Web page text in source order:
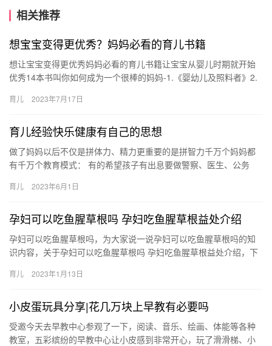
相关推荐
想宝宝变得更优秀？妈妈必看的育儿书籍
想让宝宝变得更优秀妈妈必看的育儿书籍让宝宝从婴儿时期就开始
优秀14本书叫你如何成为一个很棒的妈妈-1.《婴幼儿及照料者》2.
育儿 2023年7月17日
育儿经验快乐健康有自己的思想
做了妈妈以后不仅是拼体力、精力更重要的是拼智力千万个妈妈都
有千万个教育模式： 有的希望孩子有出息要做警察、医生、公务
力、精…
育儿 2023年6月1日
孕妇可以吃鱼腥草根吗 孕妇吃鱼腥草根益处介绍
孕妇可以吃鱼腥草根吗，为大家说一说孕妇可以吃鱼腥草根吗的知
识内容，关于孕妇可以吃鱼腥草根吗 孕妇吃鱼腥草根益处介绍，下
孕…
育儿 2023年1月13日
小皮蛋玩具分享|花几万块上早教有必要吗
受邀今天去早教中心参观了一下，阅读、音乐、绘画、体能等各种
教室，五彩缤纷的早教中心让小皮感到非常开心，玩了滑滑梯、小